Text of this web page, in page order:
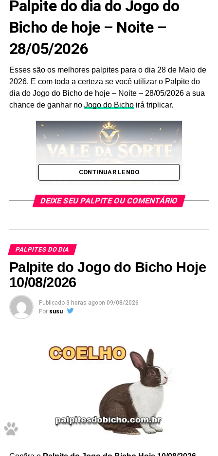
Palpite do dia do Jogo do
Bicho de hoje – Noite –
28/05/2026
Esses são os melhores palpites para o dia 28 de Maio de
2026. E com toda a certeza se você utilizar o Palpite do
dia do Jogo do Bicho de hoje – Noite – 28/05/2026 a sua
chance de ganhar no Jogo do Bichoirá triplicar.
E esses palpites são os melhores que encontrará no
Google.
Dessa forma, para acompanhar previsões atualizadas
diariamente, acesse também a página de palpites do jogo
CONTINUAR LENDO
DEIXE SEU PALPITE OU COMENTÁRIO
PALPITES DO DIA
Palpite do Jogo do Bicho Hoje
10/08/2026
Publicado 3 horas agoon 09/08/2026
Por susu